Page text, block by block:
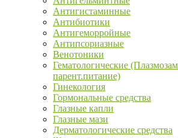
Антигистаминные
Антибиотики
Антигеморройные
Антипсориазные
Венотоники
Гематологические
парент.питание)
Гинекология
Гормональные средства
Глазные капли
Глазные мази
Дерматологические средства